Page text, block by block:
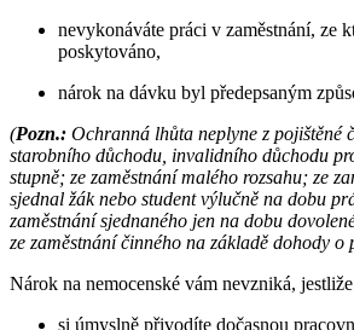
nevykonáváte práci v zaměstnání, ze
poskytováno,
nárok na dávku byl předepsaným
(Pozn.: Ochranná lhůta neplyne z pojištěné
starobního důchodu, invalidního důchodu
stupně; ze zaměstnání malého rozsahu; ze
sjednal žák nebo student výlučně na dobu
zaměstnání sjednaného jen na dobu
ze zaměstnání činného na základě dohody o
Nárok na nemocenské vám nevzniká,
si úmyslně přivodíte dočasnou